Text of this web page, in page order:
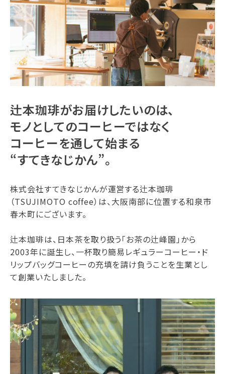
辻本珈琲がお届けしたいのは、
モノとしてのコーヒーではなく
コーヒーを通して始まる
“すてきなじかん”。
株式会社すてきなじかんが運営する辻本珈琲
（TSUJIMOTO coffee）は、大阪南部に位置する和泉市
春木町にございます。
辻本珈琲は、日本茶を取り扱う「お茶の辻峰園」から
2003年に誕生し、一杯取り簡易レギュラーコーヒー・ド
リップバッグコーヒーの充填を請け負うことを生業とし
て創業いたしました。